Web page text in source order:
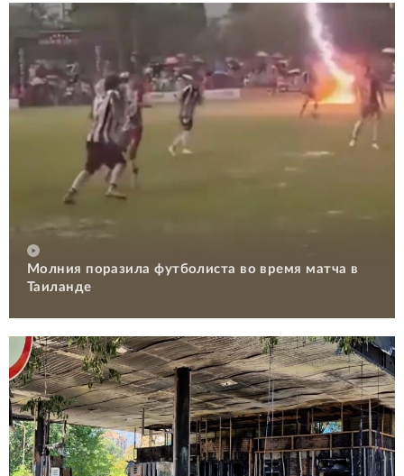
Молния поразила футболиста во время матча в
Таиланде